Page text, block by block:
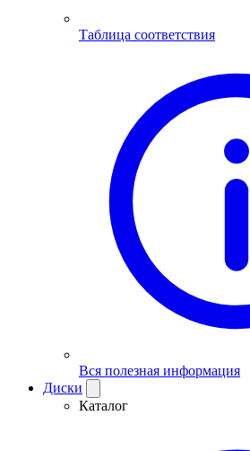
Таблица соответствия
Вся полезная информация
Диски
Каталог